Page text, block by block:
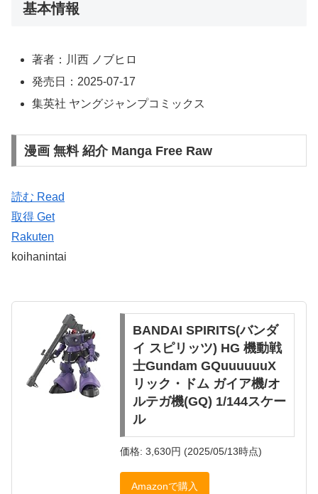
基本情報
著者：川西 ノブヒロ
発売日：2025-07-17
集英社 ヤングジャンプコミックス
漫画 無料 紹介 Manga Free Raw
読む Read
取得 Get
Rakuten
koihanintai
BANDAI SPIRITS(バンダ
イ スピリッツ) HG 機動戦
士Gundam GQuuuuuuX
リック・ドム ガイア機/オ
ルテガ機(GQ) 1/144スケー
ル
価格: 3,630円 (2025/05/13時点)
Amazonで購入